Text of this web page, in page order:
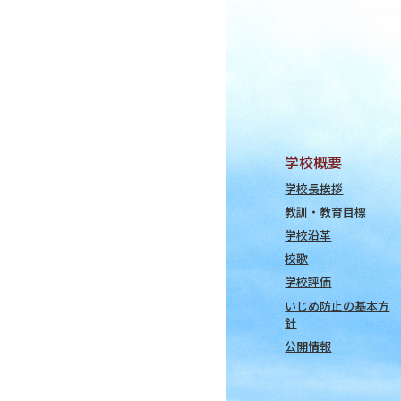
学校概要
学校長挨拶
教訓・教育目標
学校沿革
校歌
学校評価
いじめ防止の基本方
針
公開情報